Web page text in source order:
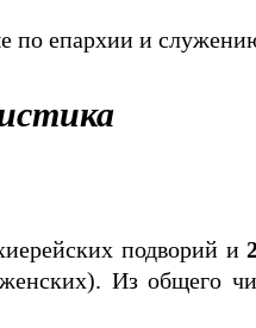
по епархии и
подворий и
Из общего